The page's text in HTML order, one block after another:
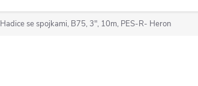
Hadice se spojkami, B75, 3", 10m, PES-R- Heron